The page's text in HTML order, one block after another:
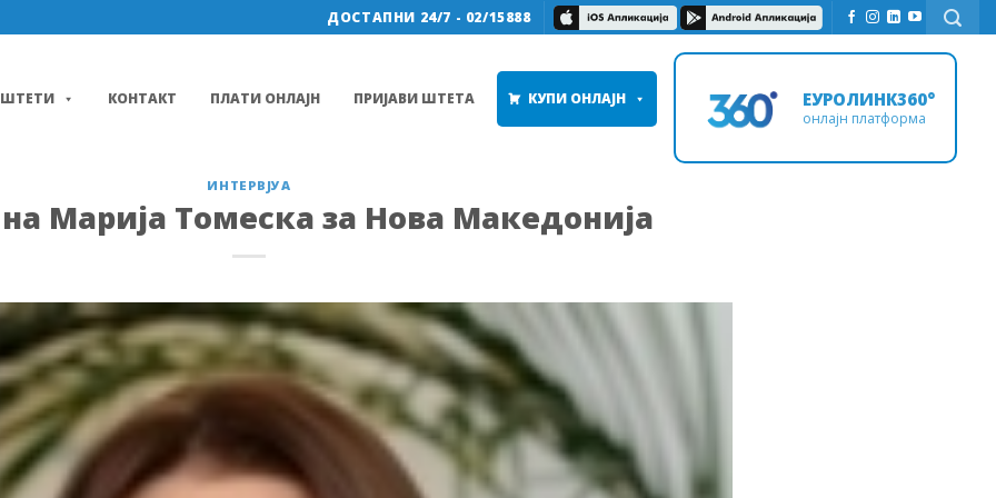
ДОСТАПНИ 24/7 - 02/15888
ШТЕТИ КОНТАКТ ПЛАТИ ОНЛАЈН ПРИЈАВИ ШТЕТА КУПИ ОНЛАЈН ЕУРОЛИНК360°
онлајн платформа
ИНТЕРВЈУА
Марија Томеска за Нова Македонија